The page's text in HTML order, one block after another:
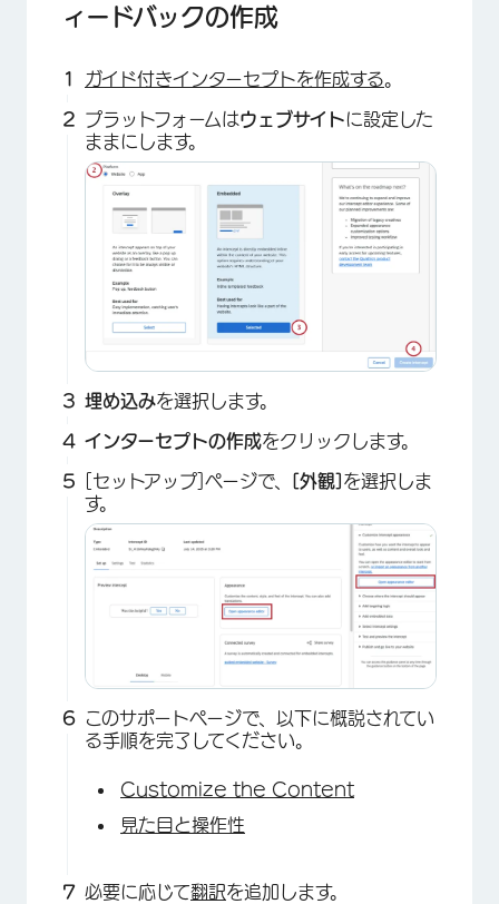
ィードバックの作成
ガイド付きインターセプトを作成する。
プラットフォームはウェブサイトに設定した
ままにします。
埋め込みを選択します。
インターセプトの作成をクリックします。
[セットアップ]ページで、 [外観] を選択しま
す。
このサポートページで、以下に概説されてい
る手順を完了してください。
Customize the Content
見た目と操作性
必要に応じて翻訳を追加します。